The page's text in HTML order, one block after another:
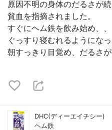
原因不明の身体のだるさが
貧血を指摘されました。
すぐにヘム鉄を飲み始め、、
ぐっすり寝むれるようになっ
朝すっきり目覚め、だるさが
DHC(ディーエイチシー)
ヘム鉄